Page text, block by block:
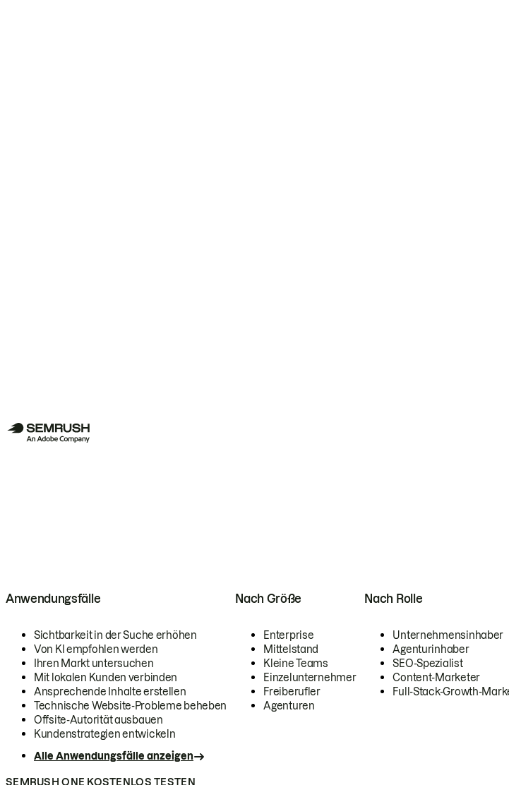
Anwendungsfälle
Sichtbarkeit in der Suche erhöhen
Von KI empfohlen werden
Ihren Markt untersuchen
Mit lokalen Kunden verbinden
Ansprechende Inhalte erstellen
Technische Website-Probleme beheben
Offsite-Autorität ausbauen
Kundenstrategien entwickeln
Alle Anwendungsfälle anzeigen
Nach Größe
Enterprise
Mittelstand
Kleine Teams
Einzelunternehmer
Freiberufler
Agenturen
Nach Rolle
Unternehmensinhaber
Agenturinhaber
SEO-Spezialist
Content-Marketer
Full-Stack-Growth-
SEMRUSH ONE KOSTENLOS TESTEN